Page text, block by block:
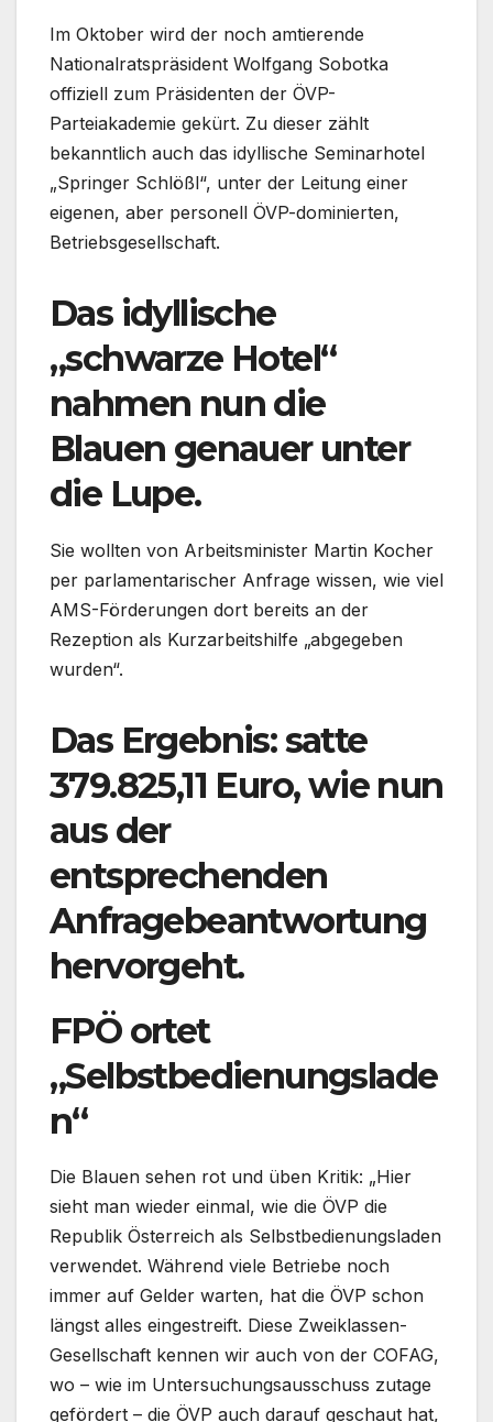
Im Oktober wird der noch amtierende
Nationalratspräsident Wolfgang Sobotka
offiziell zum Präsidenten der ÖVP-
Parteiakademie gekürt. Zu dieser zählt
bekanntlich auch das idyllische Seminarhotel
„Springer Schlößl“, unter der Leitung einer
eigenen, aber personell ÖVP-dominierten,
Betriebsgesellschaft.
Das idyllische
„schwarze Hotel“
nahmen nun die
Blauen genauer unter
die Lupe.
Sie wollten von Arbeitsminister Martin Kocher
per parlamentarischer Anfrage wissen, wie viel
AMS-Förderungen dort bereits an der
Rezeption als Kurzarbeitshilfe „abgegeben
wurden“.
Das Ergebnis: satte
379.825,11 Euro, wie nun
aus der
entsprechenden
Anfragebeantwortung
hervorgeht.
FPÖ ortet
„Selbstbedienungslade
n“
Die Blauen sehen rot und üben Kritik: „Hier
sieht man wieder einmal, wie die ÖVP die
Republik Österreich als Selbstbedienungsladen
verwendet. Während viele Betriebe noch
immer auf Gelder warten, hat die ÖVP schon
längst alles eingestreift. Diese Zweiklassen-
Gesellschaft kennen wir auch von der COFAG,
wo – wie im Untersuchungsausschuss zutage
gefördert – die ÖVP auch darauf geschaut hat,